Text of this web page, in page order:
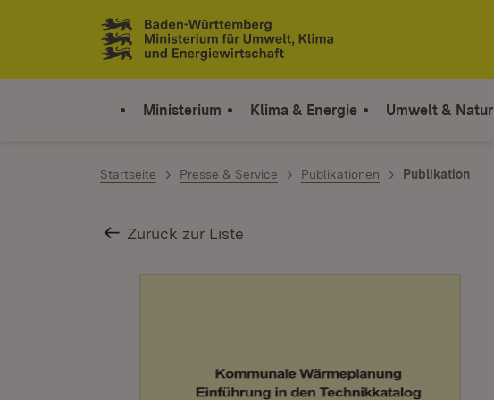
Zum Inhalt springen
Link zur Startseite
Ministerium Klima & Energie Umwelt & Natur
Startseite Presse & Service Publikationen Publikation
Zurück zur Liste